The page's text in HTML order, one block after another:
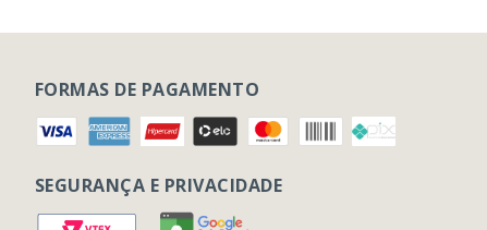
FORMAS DE PAGAMENTO
SEGURANÇA E PRIVACIDADE